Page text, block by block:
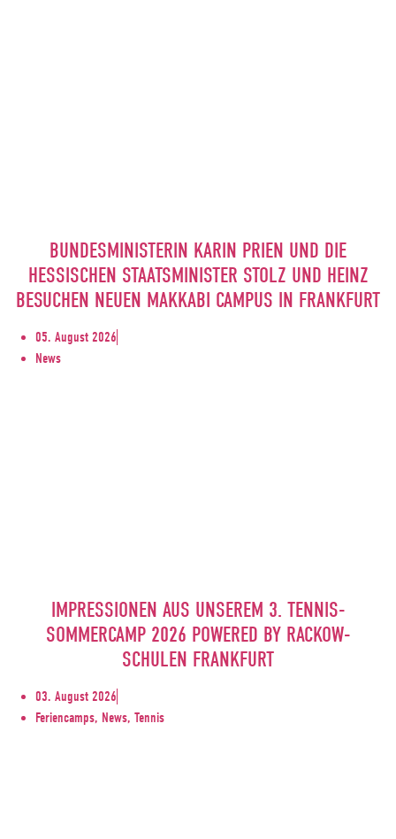
BUNDESMINISTERIN KARIN PRIEN UND DIE
HESSISCHEN STAATSMINISTER STOLZ UND HEINZ
BESUCHEN NEUEN MAKKABI CAMPUS IN FRANKFURT
05. August 2026
News
IMPRESSIONEN AUS UNSEREM 3. TENNIS-
SOMMERCAMP 2026 POWERED BY RACKOW-
SCHULEN FRANKFURT
03. August 2026
Feriencamps, News, Tennis